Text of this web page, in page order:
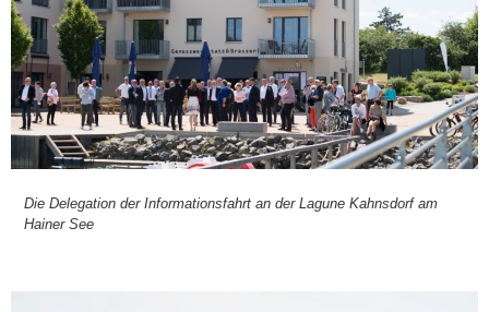
Die Dele­ga­ti­on der Infor­ma­ti­ons­fahrt an der Lagu­ne Kahns­dorf am
Hai­ner See